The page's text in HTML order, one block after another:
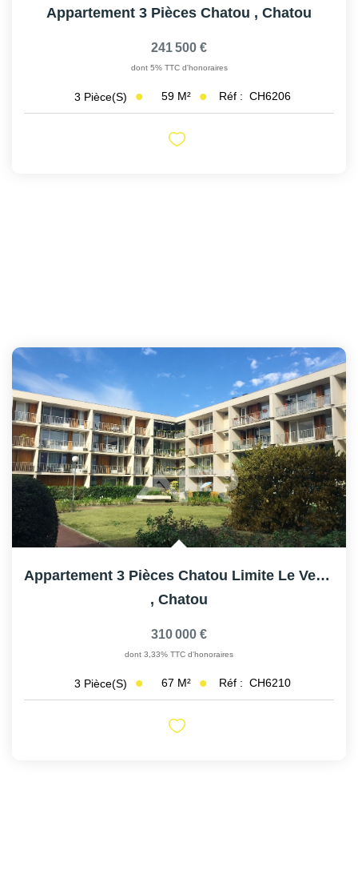
Appartement 3 Pièces Chatou , Chatou
241 500 €
dont 5% TTC d'honoraires
3 Pièce(s) 59 M² Réf : CH6206
Appartement 3 Pièces Chatou Limite Le Vesinet
, Chatou
310 000 €
dont 3,33% TTC d'honoraires
3 Pièce(s) 67 M² Réf : CH6210